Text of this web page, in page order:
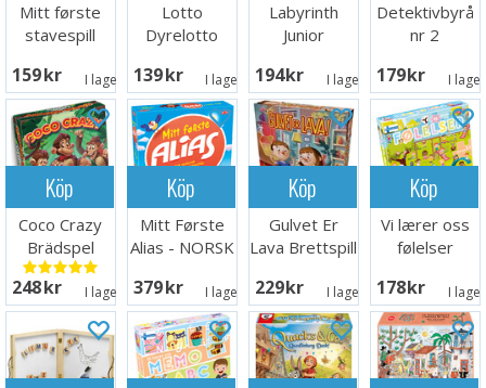
Mitt første
stavespill
159 SEK I lager: 3
Lotto
Dyrelotto
139 SEK I lager: 7
Labyrinth
Junior
194 SEK I lager: 5
Detektivbyrå
nr 2
Brettspill
179 SEK I
Köp
Coco Crazy
Brädspel
248 SEK I lager: 7
Köp
Mitt Første
Alias - NORSK
379 SEK I lager: 8
Köp
Gulvet Er
Lava Brettspill
229 SEK I lager: 5
Köp
Vi lærer oss
følelser
178 SEK I